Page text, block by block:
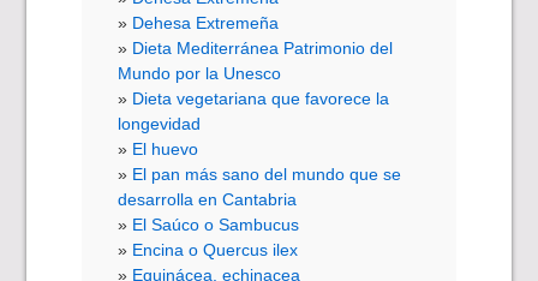
Dehesa Extremeña
Dieta Mediterránea Patrimonio del
Mundo por la Unesco
Dieta vegetariana que favorece la
longevidad
El huevo
El pan más sano del mundo que se
desarrolla en Cantabria
El Saúco o Sambucus
Encina o Quercus ilex
Equinácea, echinacea